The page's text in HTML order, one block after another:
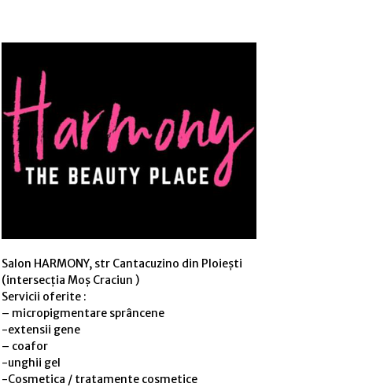
Salon HARMONY, str Cantacuzino din Ploiești
(intersecția Moș Craciun )
Servicii oferite :
– micropigmentare sprâncene
-extensii gene
– coafor
-unghii gel
-Cosmetica / tratamente cosmetice